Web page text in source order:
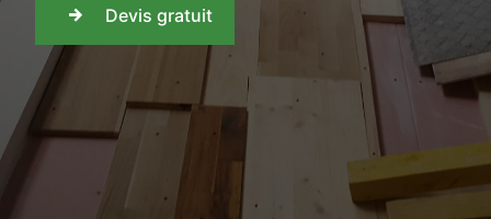
Devis gratuit